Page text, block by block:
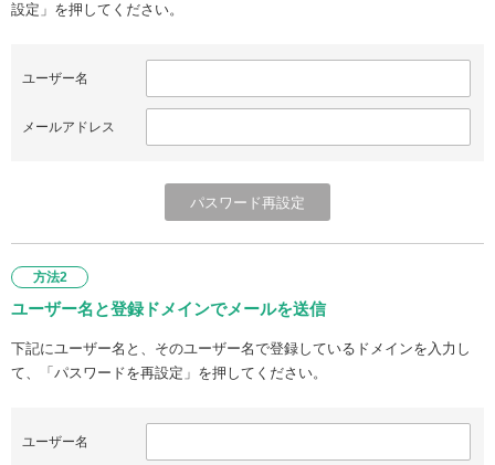
設定」を押してください。
ユーザー名
メールアドレス
方法2
ユーザー名と登録ドメインでメールを送信
下記にユーザー名と、そのユーザー名で登録しているドメインを入力し
て、「パスワードを再設定」を押してください。
ユーザー名